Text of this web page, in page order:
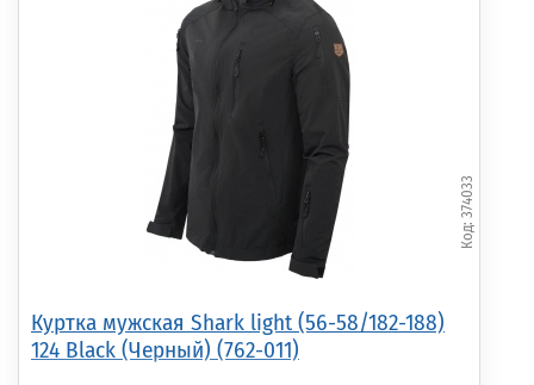
Куртка мужская Shark light (56-58/182-188)
124 Black (Черный) (762-011)
374033